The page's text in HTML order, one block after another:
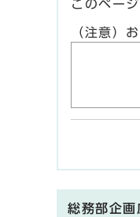
このペー
（注意）
総務部企画